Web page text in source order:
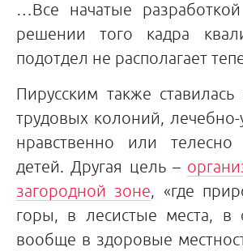
…Все начатые
решении того кадра
подотдел не располагает
Пирусским также
трудовых колоний,
нравственно или
детей. Другая цель –
загородной зоне, «где
горы, в лесистые места,
вообще в здоровые